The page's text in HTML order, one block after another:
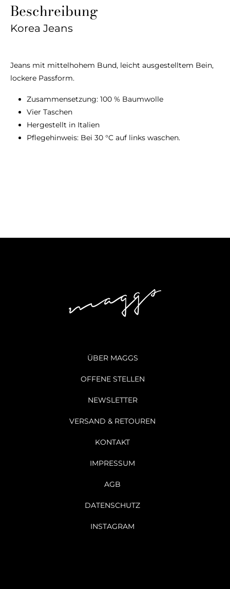
Beschreibung
Korea Jeans
Jeans mit mittelhohem Bund, leicht ausgestelltem Bein,
lockere Passform.
Zusammensetzung: 100 % Baumwolle
Vier Taschen
Hergestellt in Italien
Pflegehinweis: Bei 30 °C auf links waschen.
ÜBER MAGGS
OFFENE STELLEN
NEWSLETTER
VERSAND & RETOUREN
KONTAKT
IMPRESSUM
AGB
DATENSCHUTZ
INSTAGRAM